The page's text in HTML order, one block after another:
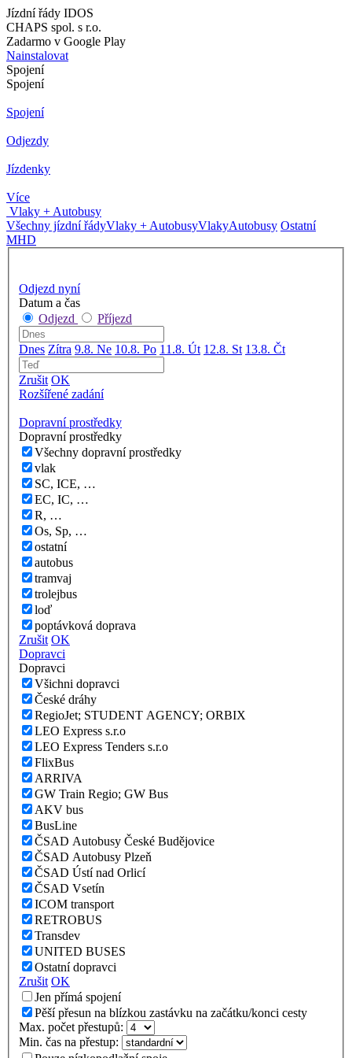
Jízdní řády IDOS
CHAPS spol. s r.o.
Zadarmo v Google Play
Nainstalovat
Spojení
Spojení
Spojení
Odjezdy
Jízdenky
Více
Vlaky + Autobusy
Všechny jízdní řádyVlaky + AutobusyVlakyAutobusy Ostatní
MHD
Odjezd nyní
Datum a čas
Odjezd
Příjezd
Dnes Zítra 9.8. Ne 10.8. Po 11.8. Út 12.8. St 13.8. Čt
Zrušit OK
Rozšířené zadání
Dopravní prostředky
Dopravní prostředky
Všechny dopravní prostředky
vlak
SC, ICE, …
EC, IC, …
R, …
Os, Sp, …
ostatní
autobus
tramvaj
trolejbus
loď
poptávková doprava
Zrušit OK
Dopravci
Dopravci
Všichni dopravci
České dráhy
RegioJet; STUDENT AGENCY; ORBIX
LEO Express s.r.o
LEO Express Tenders s.r.o
FlixBus
ARRIVA
GW Train Regio; GW Bus
AKV bus
BusLine
ČSAD Autobusy České Budějovice
ČSAD Autobusy Plzeň
ČSAD Ústí nad Orlicí
ČSAD Vsetín
ICOM transport
RETROBUS
Transdev
UNITED BUSES
Ostatní dopravci
Zrušit OK
Jen přímá spojení
Pěší přesun na blízkou zastávku na začátku/konci cesty
Max. počet přestupů:
Min. čas na přestup: